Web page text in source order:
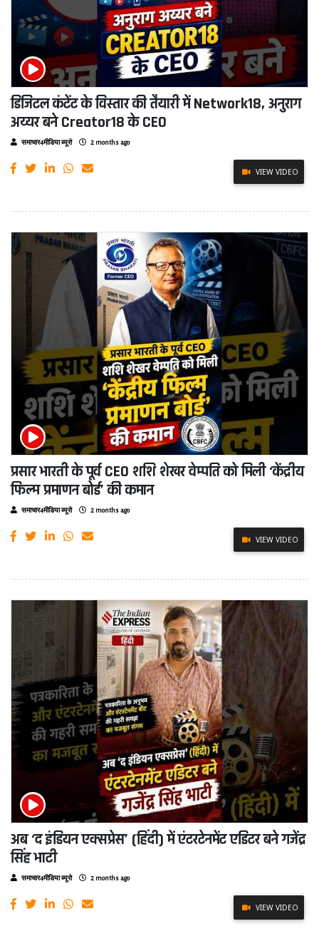
डिजिटल कंटेंट के विस्तार की तैयारी में Network18, अनुराग
अय्यर बने Creator18 के CEO
समाचार4मीडिया ब्यूरो 2 months ago
VIEW VIDEO
प्रसार भारती के पूर्व CEO शशि शेखर वेम्पति को मिली ‘केंद्रीय
फिल्म प्रमाणन बोर्ड’ की कमान
समाचार4मीडिया ब्यूरो 2 months ago
VIEW VIDEO
अब ‘द इंडियन एक्सप्रेस’ (हिंदी) में एंटरटेनमेंट एडिटर बने गजेंद्र
सिंह भाटी
समाचार4मीडिया ब्यूरो 2 months ago
VIEW VIDEO